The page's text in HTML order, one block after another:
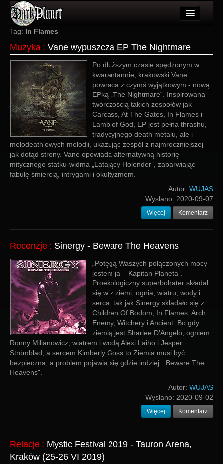
Artykuły
Użytkownicy
Wydarzenia
Galeria
Forum
Więcej
Login
Tag: In Flames
Muzyka : Vane wypuszcza EP The Nightmare
Po dłuższym czasie spędzonym w
kwarantannie, krakowski Vane
powraca z czymś wyjątkowym - nową
EPką „The Nightmare”. Inspirowana
twórczością takich zespołów jak
Carcass, At The Gates, In Flames i
Lamb of God, EP jest pełna thrashu,
tradycyjnego death metalu, ale i
melodeath’owych melodii, ukazując zespół z najmroczniejszej
jak dotąd strony. Vane opowiada alternatywną historię
mitycznego statku-widma „Latający Holender”, zabarwiając
fabułę śmiercią, intrygami i okultyzmem.
Autor: WUJAS
Wysłano: 2020-09-07
Więcej Komentarz
Recenzje : Sinergy - Beware The Heavens
„Potęgą Waszych połączonych mocy
jestem ja – Kapitan Planeta”.
Proekologiczny superbohater składał
się w z ziemi, ognia, wiatru, wody i
serca, tak jak Sinergy składało się z
Children Of Bodom, In Flames, Arch
Enemy, Witchery i Ancient. Bo gdy
ziemią jest Sharlee D’Angelo, ogniem
Ronny Milianowicz, wiatrem i wodą Alexi Laiho i Jesper
Strömblad, a sercem Kimberly Goss to Ziemia musi być
bezpieczna, a problem pojawia się gdzie indziej: „Beware The
Heavens”.
Autor: WUJAS
Wysłano: 2020-09-02
Więcej Komentarz
Relacje : Mystic Festival 2019 - Tauron Arena,
Kraków (25-26 VI 2019)